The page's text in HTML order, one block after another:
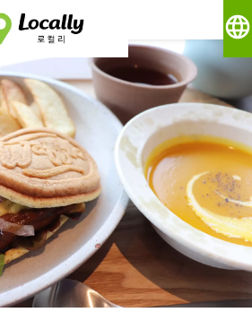
language